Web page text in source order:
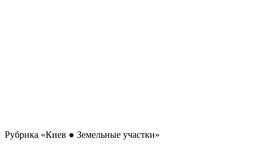
Рубрика «Киев ● Земельные участки»